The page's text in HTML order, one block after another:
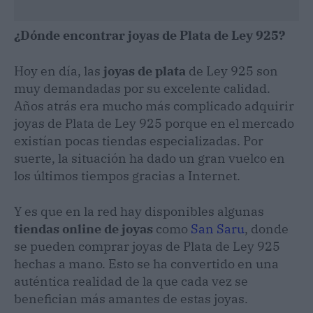
¿Dónde encontrar joyas de Plata de Ley 925?
Hoy en día, las joyas de plata de Ley 925 son
muy demandadas por su excelente calidad.
Años atrás era mucho más complicado adquirir
joyas de Plata de Ley 925 porque en el mercado
existían pocas tiendas especializadas. Por
suerte, la situación ha dado un gran vuelco en
los últimos tiempos gracias a Internet.
Y es que en la red hay disponibles algunas
tiendas online de joyas como San Saru, donde
se pueden comprar joyas de Plata de Ley 925
hechas a mano. Esto se ha convertido en una
auténtica realidad de la que cada vez se
benefician más amantes de estas joyas.